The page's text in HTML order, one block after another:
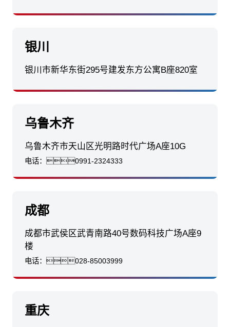
银川
银川市新华东街295号建发东方公寓B座820室
乌鲁木齐
乌鲁木齐市天山区光明路时代广场A座10G
电话：0991-2324333
成都
成都市武侯区武青南路40号数码科技广场A座9
楼
电话：028-85003999
重庆